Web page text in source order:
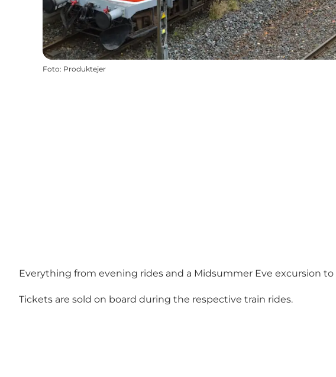
Foto: Produktejer
Everything from evening rides and a Midsummer Eve excursion
Tickets are sold on board during the respective train rides.